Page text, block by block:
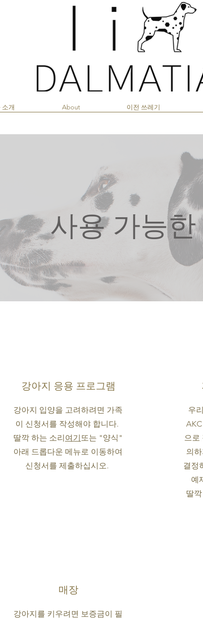
소개 About 이전 쓰레기
사용 가능
강아지 응용 프로그램
강아지 입양을 고려하려면 가족
이 신청서를 작성해야 합니다.
딸깍 하는 소리여기또는 "양식"
아래 드롭다운 메뉴로 이동하여
신청서를 제출하십시오.
매장
강아지를 키우려면 보증금이 필
우
으로
의
결정
예
딸